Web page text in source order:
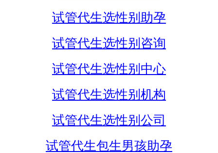
试管代生选性别助孕
试管代生选性别咨询
试管代生选性别中心
试管代生选性别机构
试管代生选性别公司
试管代生包生男孩助孕